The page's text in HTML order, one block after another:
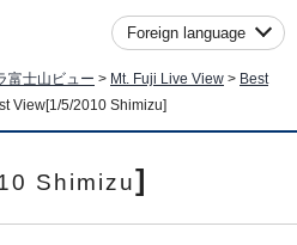
Foreign language
富士山ビュー > Mt. Fuji Live View > Best
View[1/5/2010 Shimizu]
Shimizu]